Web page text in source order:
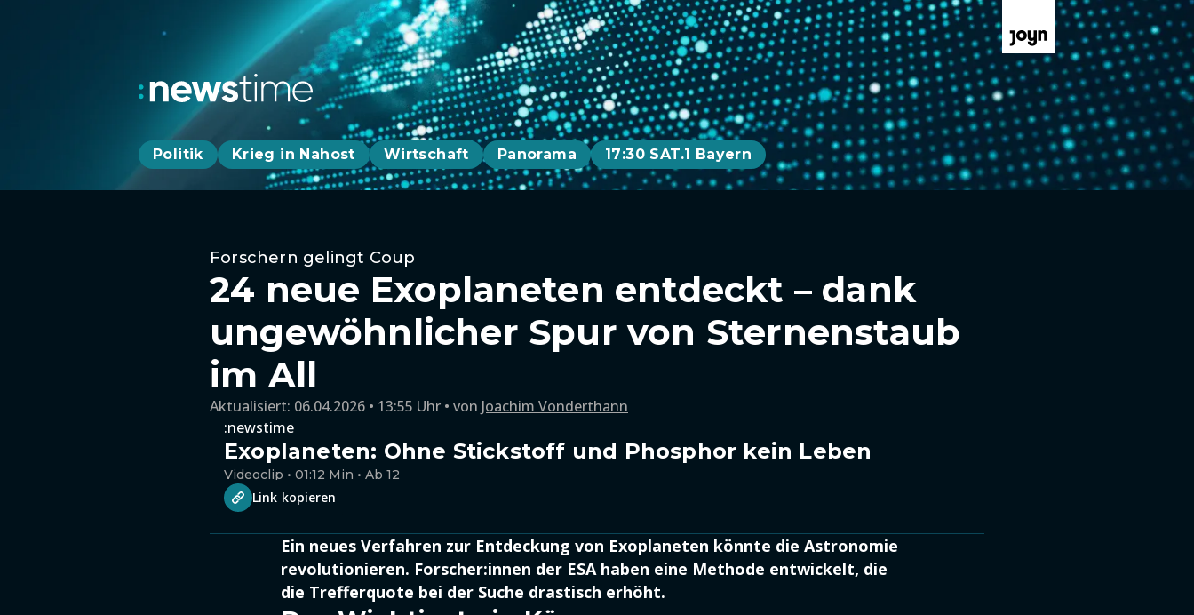
Politik Krieg in Nahost Wirtschaft Panorama 17:30 SAT.1 Bayern
Forschern gelingt Coup
24 neue Exoplaneten entdeckt – dank
ungewöhnlicher Spur von Sternenstaub
im All
Aktualisiert: 06.04.2026 • 13:55 Uhr von Joachim Vonderthann
:newstime
Exoplaneten: Ohne Stickstoff und Phosphor kein Leben
Videoclip • 01:12 Min • Ab 12
Link kopieren
Ein neues Verfahren zur Entdeckung von Exoplaneten könnte die Astronomie
revolutionieren. Forscher:innen der ESA haben eine Methode entwickelt, die
die Trefferquote bei der Suche drastisch erhöht.